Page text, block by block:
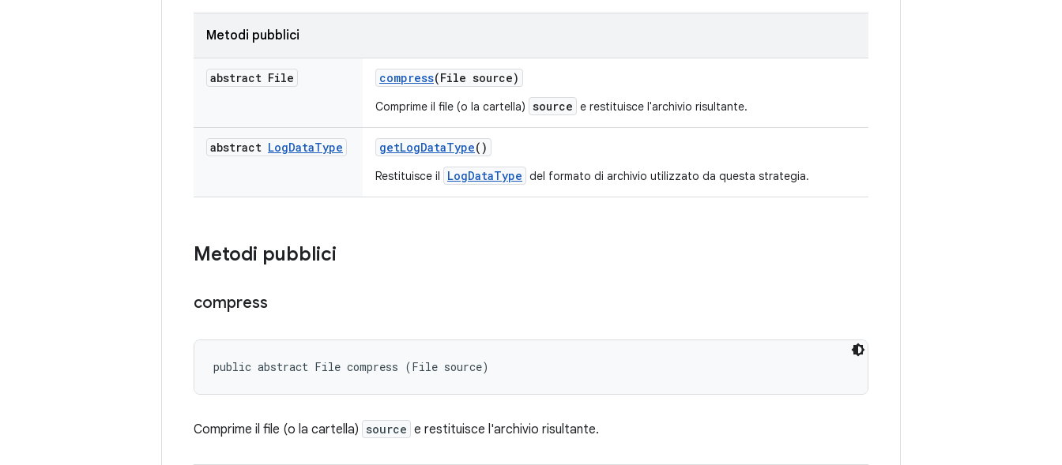
Metodi pubblici
abstract File compress(File source)
Comprime il file (o la cartella) source e restituisce l'archivio risultante.
abstract LogDataType getLogDataType()
Restituisce il LogDataType del formato di archivio utilizzato da questa strategia.
Metodi pubblici
compress
public abstract File compress (File source)
Comprime il file (o la cartella) source e restituisce l'archivio risultante.